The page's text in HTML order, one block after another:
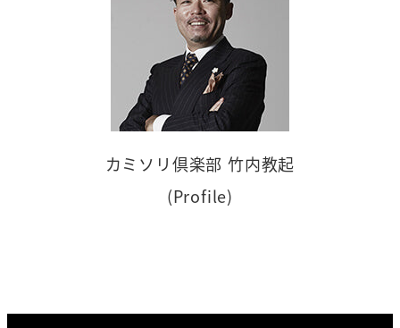
カミソリ倶楽部 竹内教起
(Profile)